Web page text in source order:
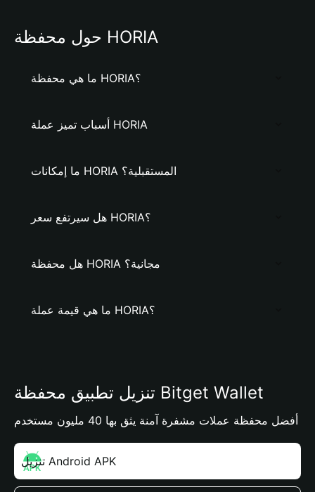
حول محفظة HORIA
ما هي محفظة HORIA؟
أسباب تميز عملة HORIA
ما إمكانات HORIA المستقبلية؟
هل سيرتفع سعر HORIA؟
هل محفظة HORIA مجانية؟
ما هي قيمة عملة HORIA؟
تنزيل تطبيق محفظة Bitget Wallet
أفضل محفظة عملات مشفرة آمنة يثق بها 40 مليون مستخدم
تنزيل Android APK